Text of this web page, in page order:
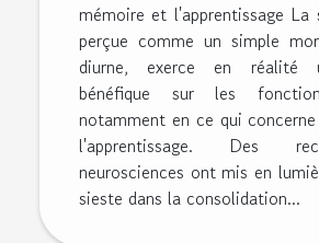
mémoire et l'apprentissage La
perçue comme un simple
diurne, exerce en réalité
bénéfique sur les
notamment en ce qui
l'apprentissage. Des
neurosciences ont mis en
sieste dans la consolidation...